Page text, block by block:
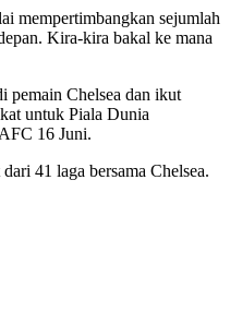
mempertimbangkan sejumlah
Kira-kira bakal ke mana
pemain Chelsea dan ikut
untuk Piala Dunia
16 Juni.
41 laga bersama Chelsea.